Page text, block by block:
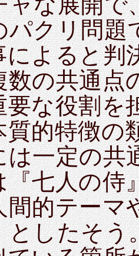
パクリ問題
によると判
数の共通点
要な役割を
質的特徴の
は一定の共
『七人の侍
間的テーマ
としたそう